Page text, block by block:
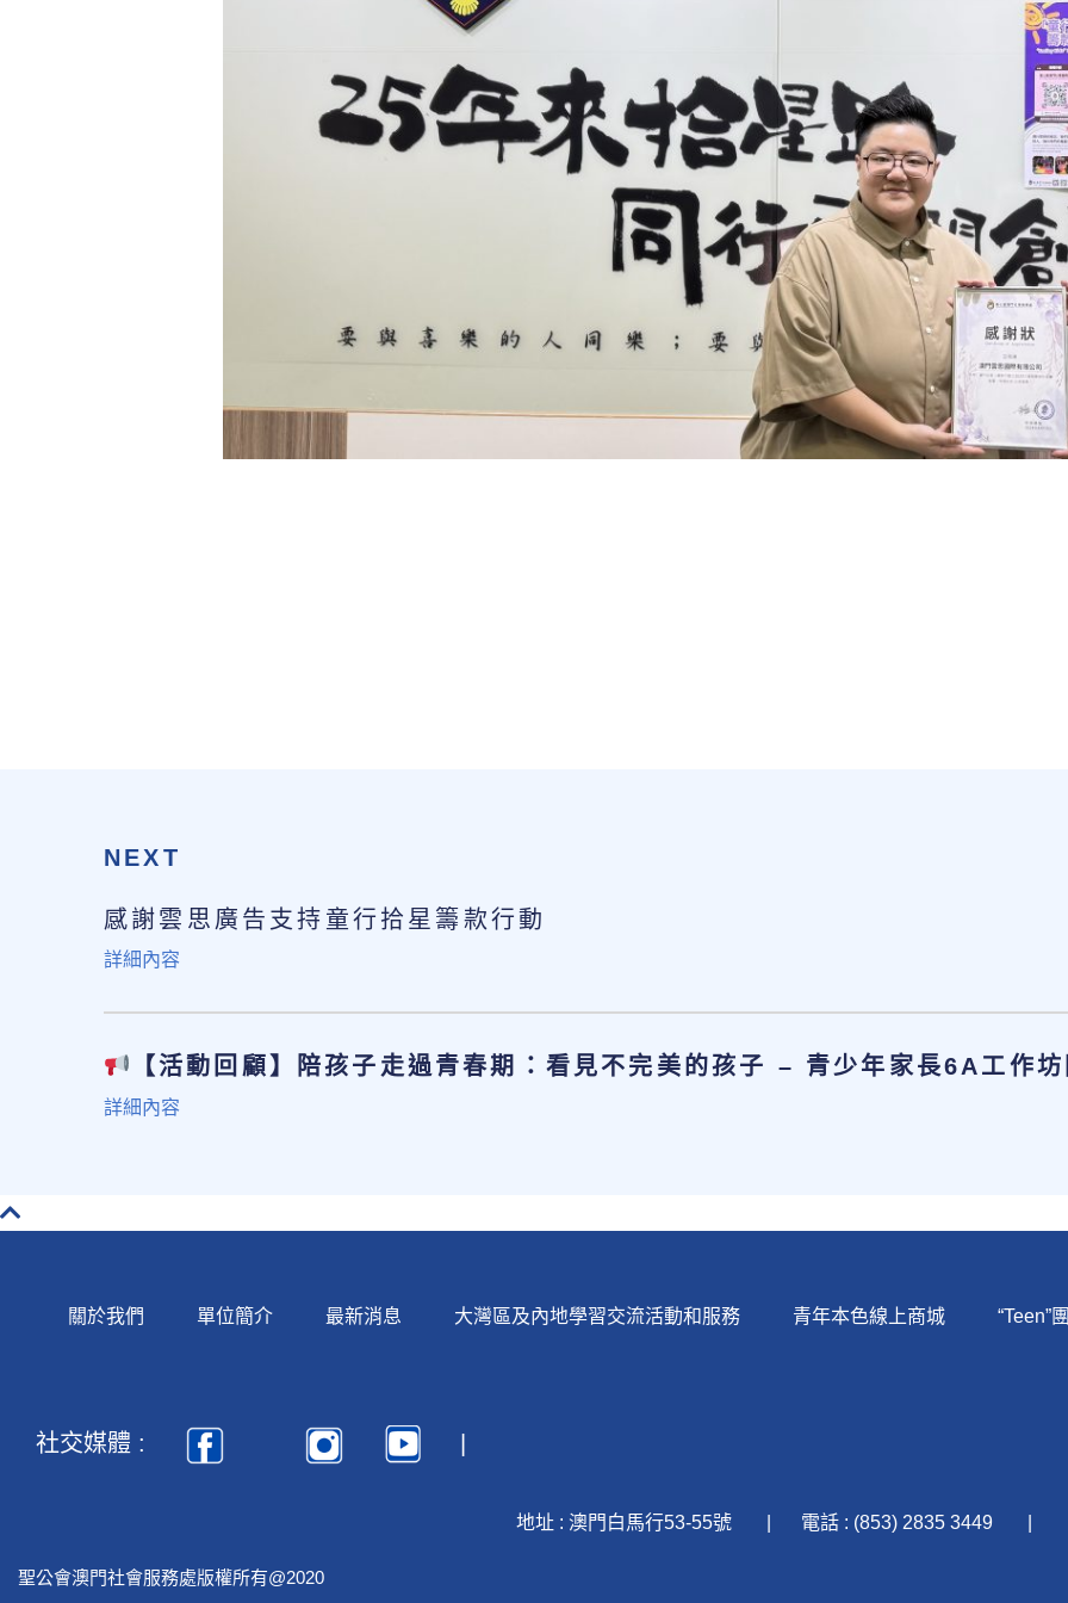
NEXT
感謝雲思廣告支持童行拾星籌款行動
詳細內容
【活動回顧】陪孩子走過青春期：看見不完美的孩子 – 青少年家長6A工作坊
詳細內容
關於我們 單位簡介 最新消息 大灣區及內地學習交流活動和服務 青年本色線上商城 “Teen”團
社交媒體 :
地址 : 澳門白馬行53-55號 電話 : (853) 2835 3449
聖公會澳門社會服務處版權所有@2020